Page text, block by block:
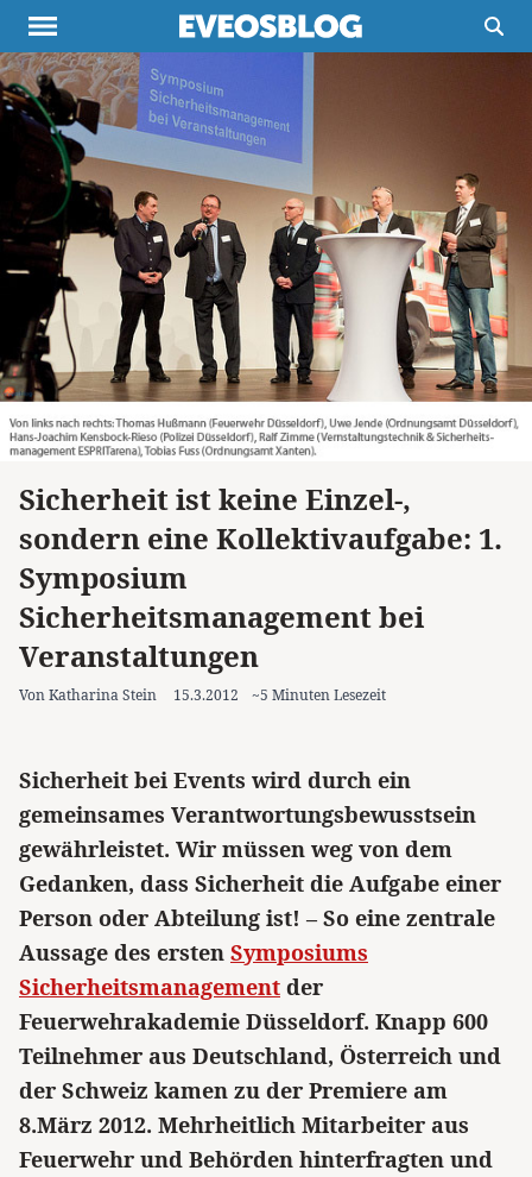
Themen Projekte
Destinationen
Über uns
Buchtipps
Newsletter
Sicherheit ist keine Einzel-,
sondern eine Kollektivaufgabe: 1.
Symposium
Sicherheitsmanagement bei
Veranstaltungen
Von Katharina Stein 15.3.2012 ~5 Minuten Lesezeit
Sicherheit bei Events wird durch ein
gemeinsames Verantwortungsbewusstsein
gewährleistet. Wir müssen weg von dem
Gedanken, dass Sicherheit die Aufgabe einer
Person oder Abteilung ist! – So eine zentrale
Aussage des ersten Symposiums
Sicherheitsmanagement der
Feuerwehrakademie Düsseldorf. Knapp 600
Teilnehmer aus Deutschland, Österreich und
der Schweiz kamen zu der Premiere am
8.März 2012. Mehrheitlich Mitarbeiter aus
Feuerwehr und Behörden hinterfragten und